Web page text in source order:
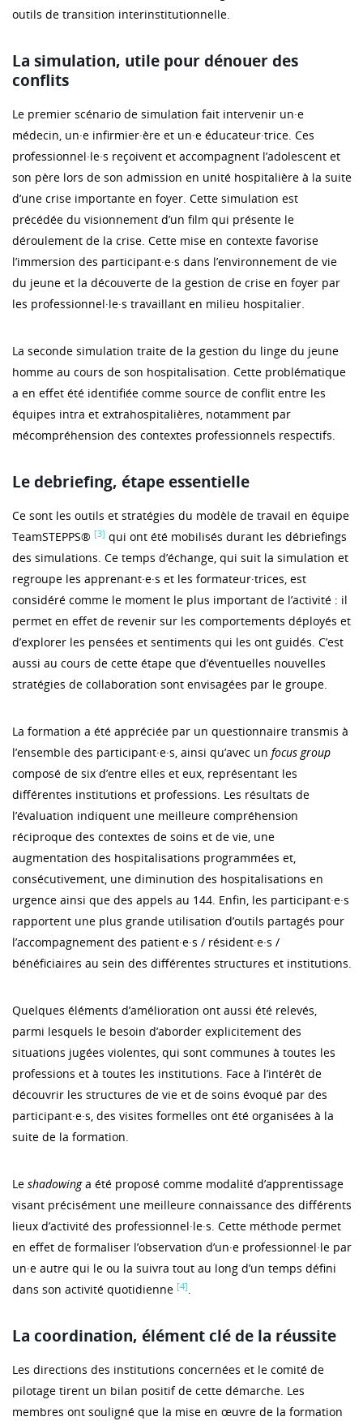
outils de transition interinstitutionnelle.
La simulation, utile pour dénouer des
conflits
Le premier scénario de simulation fait intervenir un·e
médecin, un·e infirmier·ère et un·e éducateur·trice. Ces
professionnel·le·s reçoivent et accompagnent l’adolescent et
son père lors de son admission en unité hospitalière à la suite
d’une crise importante en foyer. Cette simulation est
précédée du visionnement d’un film qui présente le
déroulement de la crise. Cette mise en contexte favorise
l’immersion des participant·e·s dans l’environnement de vie
du jeune et la découverte de la gestion de crise en foyer par
les professionnel·le·s travaillant en milieu hospitalier.
La seconde simulation traite de la gestion du linge du jeune
homme au cours de son hospitalisation. Cette problématique
a en effet été identifiée comme source de conflit entre les
équipes intra et extrahospitalières, notamment par
mécompréhension des contextes professionnels respectifs.
Le debriefing, étape essentielle
Ce sont les outils et stratégies du modèle de travail en équipe
TeamSTEPPS® [3] qui ont été mobilisés durant les débriefings
des simulations. Ce temps d’échange, qui suit la simulation et
regroupe les apprenant·e·s et les formateur·trices, est
considéré comme le moment le plus important de l’activité : il
permet en effet de revenir sur les comportements déployés et
d’explorer les pensées et sentiments qui les ont guidés. C’est
aussi au cours de cette étape que d’éventuelles nouvelles
stratégies de collaboration sont envisagées par le groupe.
La formation a été appréciée par un questionnaire transmis à
l’ensemble des participant·e·s, ainsi qu’avec un focus group
composé de six d’entre elles et eux, représentant les
différentes institutions et professions. Les résultats de
l’évaluation indiquent une meilleure compréhension
réciproque des contextes de soins et de vie, une
augmentation des hospitalisations programmées et,
consécutivement, une diminution des hospitalisations en
urgence ainsi que des appels au 144. Enfin, les participant·e·s
rapportent une plus grande utilisation d’outils partagés pour
l’accompagnement des patient·e·s / résident·e·s /
bénéficiaires au sein des différentes structures et institutions.
Quelques éléments d’amélioration ont aussi été relevés,
parmi lesquels le besoin d’aborder explicitement des
situations jugées violentes, qui sont communes à toutes les
professions et à toutes les institutions. Face à l’intérêt de
découvrir les structures de vie et de soins évoqué par des
participant·e·s, des visites formelles ont été organisées à la
suite de la formation.
Le shadowinga été proposé comme modalité d’apprentissage
visant précisément une meilleure connaissance des différents
lieux d’activité des professionnel·le·s. Cette méthode permet
en effet de formaliser l’observation d’un·e professionnel·le par
un·e autre qui le ou la suivra tout au long d’un temps défini
dans son activité quotidienne [4].
La coordination, élément clé de la réussite
Les directions des institutions concernées et le comité de
pilotage tirent un bilan positif de cette démarche. Les
membres ont souligné que la mise en œuvre de la formation